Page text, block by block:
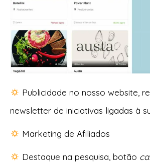
Publicidade no nosso website,
newsletter de iniciativas ligadas à
Marketing de Afiliados
Destaque na pesquisa, botão